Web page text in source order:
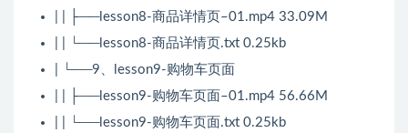
| | ├──lesson8-商品详情页–01.mp4 33.09M
| | └──lesson8-商品详情页.txt 0.25kb
| └──9、lesson9-购物车页面
| | ├──lesson9-购物车页面–01.mp4 56.66M
| | └──lesson9-购物车页面.txt 0.25kb